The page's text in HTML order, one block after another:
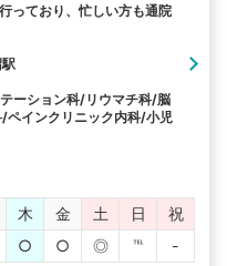
っており、忙しい方も通院
ーション科/リウマチ科/脳
インクリニック内科/小児
木 金 土 日
祝
○ ○ ◎ ℡ -